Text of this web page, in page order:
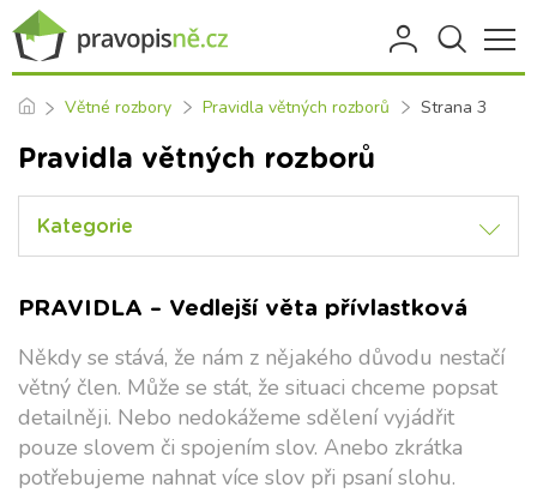
Větné rozbory Pravidla větných rozborů Strana 3
Pravidla větných rozborů
Kategorie
PRAVIDLA – Vedlejší věta přívlastková
Někdy se stává, že nám z nějakého důvodu nestačí
větný člen. Může se stát, že situaci chceme popsat
detailněji. Nebo nedokážeme sdělení vyjádřit
pouze slovem či spojením slov. Anebo zkrátka
potřebujeme nahnat více slov při psaní slohu.